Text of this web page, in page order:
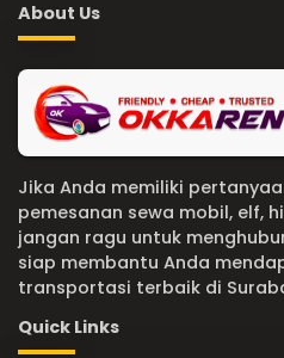
About Us
Jika Anda memiliki
pemesanan sewa mobil, elf,
jangan ragu untuk
siap membantu Anda
transportasi terbaik di
Quick Links